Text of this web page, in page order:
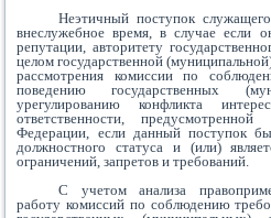
Неэтичный поступок
внеслужебное время, в случае если
репутации, авторитету
целом государственной
рассмотрения комиссии по
поведению государственных
урегулированию конфликта
ответственности, предусмотренной
Федерации, если данный поступок
должностного статуса и (или)
ограничений, запретов и требований.
С учетом анализа
работу комиссий по соблюдению